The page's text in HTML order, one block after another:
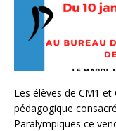
Les élèves de CM1 et
pédagogique
Paralympiques ce